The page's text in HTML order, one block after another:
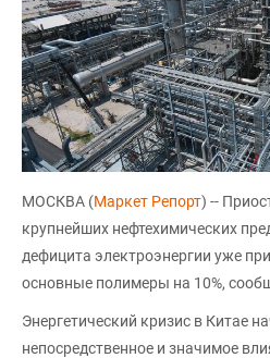
МОСКВА (Маркет Репорт) --
крупнейших нефтехимических
дефицита электроэнергии уже
основные полимеры на 10%,
Энергетический кризис в Китае
непосредственное и значимое